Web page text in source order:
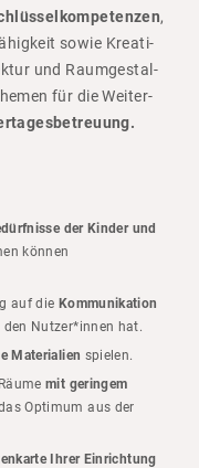
,
sowie Krea­ti­
und Raum­ge­stal­
für die Weiter­
der Kinder und
können
auf die Kommunikation
Nutzer*innen hat.
Materialien spielen.
mit geringem
Optimum aus der
Ihrer Einrichtung